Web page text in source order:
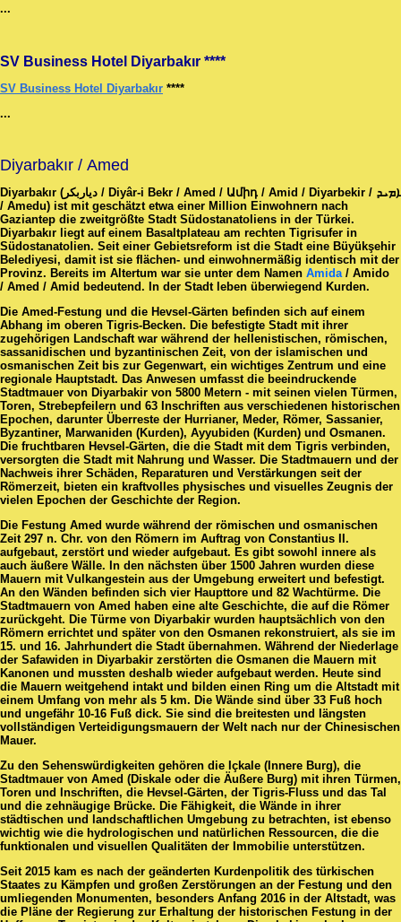
...
SV Business Hotel Diyarbakır ****
SV Business Hotel Diyarbakır ****
...
Diyarbakır / Amed
Diyarbakır (دیاربکر / Diyâr-i Bekr / Amed / Ամիդ / Amid / Diyarbekir / ܐܡܝܕ
/ Amedu) ist mit geschätzt etwa einer Million Einwohnern nach
Gaziantep die zweitgrößte Stadt Südostanatoliens in der Türkei.
Diyarbakır liegt auf einem Basaltplateau am rechten Tigrisufer in
Südostanatolien. Seit einer Gebietsreform ist die Stadt eine Büyükşehir
Belediyesi, damit ist sie flächen- und einwohnermäßig identisch mit der
Provinz. Bereits im Altertum war sie unter dem Namen Amida/ Amido
/ Amed / Amid bedeutend. In der Stadt leben überwiegend Kurden.
Die Amed-Festung und die Hevsel-Gärten befinden sich auf einem
Abhang im oberen Tigris-Becken. Die befestigte Stadt mit ihrer
zugehörigen Landschaft war während der hellenistischen, römischen,
sassanidischen und byzantinischen Zeit, von der islamischen und
osmanischen Zeit bis zur Gegenwart, ein wichtiges Zentrum und eine
regionale Hauptstadt. Das Anwesen umfasst die beeindruckende
Stadtmauer von Diyarbakir von 5800 Metern - mit seinen vielen Türmen,
Toren, Strebepfeilern und 63 Inschriften aus verschiedenen historischen
Epochen, darunter Überreste der Hurrianer, Meder, Römer, Sassanier,
Byzantiner, Marwaniden (Kurden), Ayyubiden (Kurden) und Osmanen.
Die fruchtbaren Hevsel-Gärten, die die Stadt mit dem Tigris verbinden,
versorgten die Stadt mit Nahrung und Wasser. Die Stadtmauern und der
Nachweis ihrer Schäden, Reparaturen und Verstärkungen seit der
Römerzeit, bieten ein kraftvolles physisches und visuelles Zeugnis der
vielen Epochen der Geschichte der Region.
Die Festung Amed wurde während der römischen und osmanischen
Zeit 297 n. Chr. von den Römern im Auftrag von Constantius II.
aufgebaut, zerstört und wieder aufgebaut. Es gibt sowohl innere als
auch äußere Wälle. In den nächsten über 1500 Jahren wurden diese
Mauern mit Vulkangestein aus der Umgebung erweitert und befestigt.
An den Wänden befinden sich vier Haupttore und 82 Wachtürme. Die
Stadtmauern von Amed haben eine alte Geschichte, die auf die Römer
zurückgeht. Die Türme von Diyarbakir wurden hauptsächlich von den
Römern errichtet und später von den Osmanen rekonstruiert, als sie im
15. und 16. Jahrhundert die Stadt übernahmen. Während der Niederlage
der Safawiden in Diyarbakir zerstörten die Osmanen die Mauern mit
Kanonen und mussten deshalb wieder aufgebaut werden. Heute sind
die Mauern weitgehend intakt und bilden einen Ring um die Altstadt mit
einem Umfang von mehr als 5 km. Die Wände sind über 33 Fuß hoch
und ungefähr 10-16 Fuß dick. Sie sind die breitesten und längsten
vollständigen Verteidigungsmauern der Welt nach nur der Chinesischen
Mauer.
Zu den Sehenswürdigkeiten gehören die Içkale (Innere Burg), die
Stadtmauer von Amed (Diskale oder die Äußere Burg) mit ihren Türmen,
Toren und Inschriften, die Hevsel-Gärten, der Tigris-Fluss und das Tal
und die zehnäugige Brücke. Die Fähigkeit, die Wände in ihrer
städtischen und landschaftlichen Umgebung zu betrachten, ist ebenso
wichtig wie die hydrologischen und natürlichen Ressourcen, die die
funktionalen und visuellen Qualitäten der Immobilie unterstützen.
Seit 2015 kam es nach der geänderten Kurdenpolitik des türkischen
Staates zu Kämpfen und großen Zerstörungen an der Festung und den
umliegenden Monumenten, besonders Anfang 2016 in der Altstadt, was
die Pläne der Regierung zur Erhaltung der historischen Festung in der